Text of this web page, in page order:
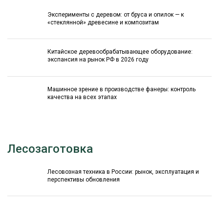
Эксперименты с деревом: от бруса и опилок — к
«стеклянной» древесине и композитам
Китайское деревообрабатывающее оборудование:
экспансия на рынок РФ в 2026 году
Машинное зрение в производстве фанеры: контроль
качества на всех этапах
Лесозаготовка
Лесовозная техника в России: рынок, эксплуатация и
перспективы обновления